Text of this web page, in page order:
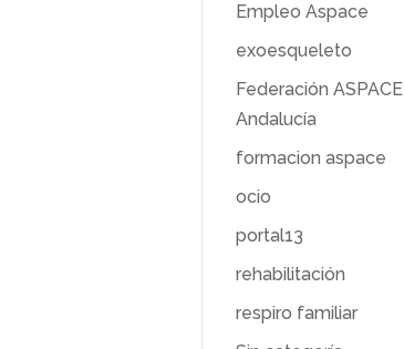
Empleo Aspace
exoesqueleto
Federación ASPACE
Andalucía
formacion aspace
ocio
portal13
rehabilitación
respiro familiar